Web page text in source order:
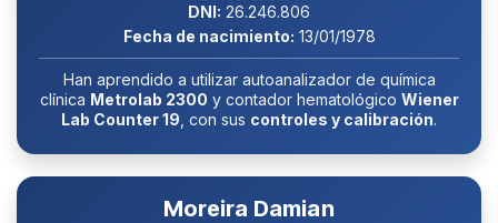
DNI: 26.246.806
Fecha de nacimiento: 13/01/1978
Han aprendido a utilizar autoanalizador de química
clínica Metrolab 2300 y contador hematológico Wiener
Lab Counter 19 , con sus controles y calibración.
Moreira Damian